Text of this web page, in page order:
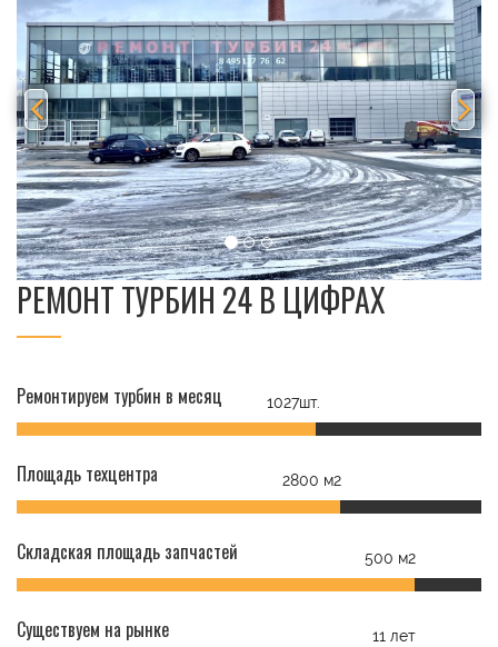
РЕМОНТ ТУРБИН 24 В ЦИФРАХ
Ремонтируем турбин в месяц 1027шт.
Площадь техцентра 2800 м2
Складская площадь запчастей 500 м2
Существуем на рынке 11 лет